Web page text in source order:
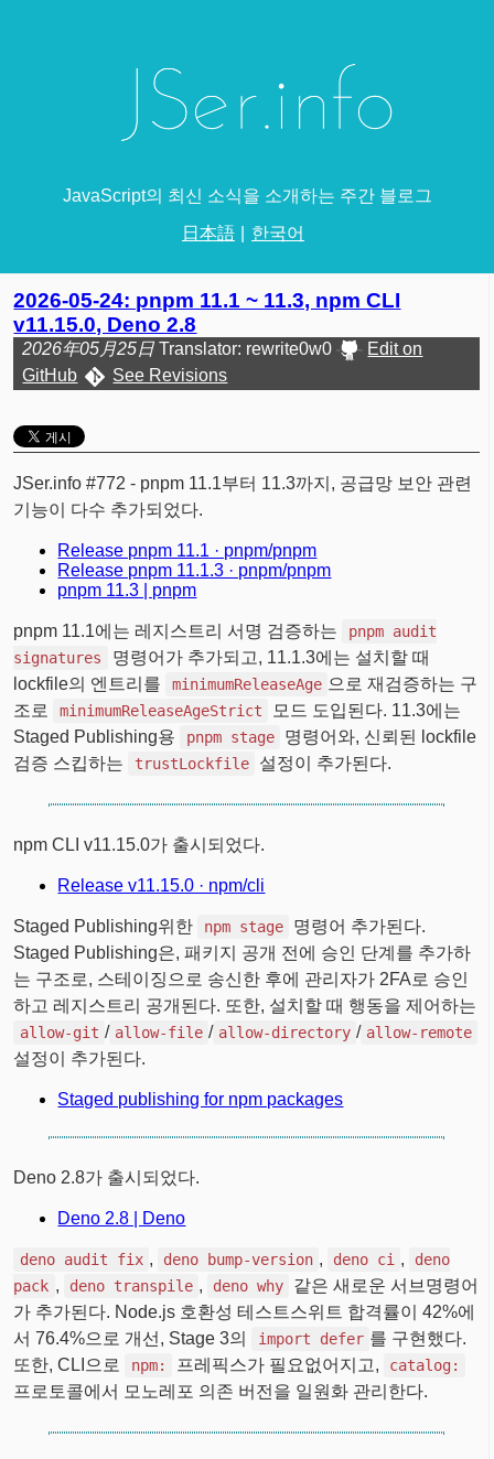
JavaScript의 최신 소식을 소개하는 주간 블로그
日本語 한국어
2026-05-24: pnpm 11.1 ~ 11.3, npm CLI
v11.15.0, Deno 2.8
2026年05月25日 Translator: rewrite0w0
Edit on
GitHub
See Revisions
JSer.info #772 - pnpm 11.1부터 11.3까지, 공급망 보안 관련
기능이 다수 추가되었다.
Release pnpm 11.1 · pnpm/pnpm
Release pnpm 11.1.3 · pnpm/pnpm
pnpm 11.3 | pnpm
pnpm 11.1에는 레지스트리 서명 검증하는
pnpm audit
signatures
명령어가 추가되고, 11.1.3에는 설치할 때
lockfile의 엔트리를
minimumReleaseAge 으로 재검증하는 구
조로
minimumReleaseAgeStrict
모드 도입된다. 11.3에는
Staged Publishing용
pnpm stage
명령어와, 신뢰된 lockfile
검증 스킵하는
trustLockfile 설정이 추가된다.
npm CLI v11.15.0가 출시되었다.
Release v11.15.0 · npm/cli
Staged Publishing위한 npm stage
명령어 추가된다.
Staged Publishing은, 패키지 공개 전에 승인 단계를 추가하
는 구조로, 스테이징으로 송신한 후에 관리자가 2FA로 승인
하고 레지스트리 공개된다. 또한, 설치할 때 행동을 제어하는
allow-git / allow-file / allow-directory / allow-remote
설정이 추가된다.
Staged publishing for npm packages
Deno 2.8가 출시되었다.
Deno 2.8 | Deno
deno audit fix , deno bump-version , deno ci ,
deno
pack , deno transpile , deno why
같은 새로운 서브명령어
가 추가된다. Node.js 호환성 테스트스위트 합격률이 42%에
서 76.4%으로 개선, Stage 3의
import defer 를 구현했다.
또한, CLI으로
npm: 프레픽스가 필요없어지고, catalog:
프로토콜에서 모노레포 의존 버전을 일원화 관리한다.